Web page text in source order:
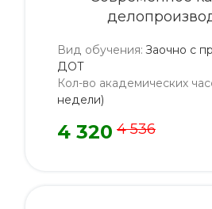
Вид обучения: Заочно с
ДОТ
Кол-во академических
недели)
4 320 4 536